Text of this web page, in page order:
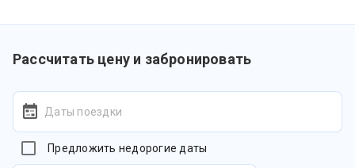
Рассчитать цену и забронировать
Даты поездки
Предложить недорогие даты